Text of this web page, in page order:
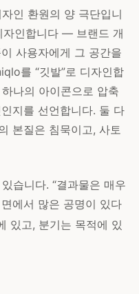
인 환원의 양 극단입니
자인합니다 — 브랜드 개
사용자에게 그 공간을
를 “깃발”로 디자인합
나의 아이콘으로 압축
지를 선언합니다. 둘 다
본질은 침묵이고, 사토
습니다. “결과물은 매우
에서 많은 공명이 있다
있고, 분기는 목적에 있